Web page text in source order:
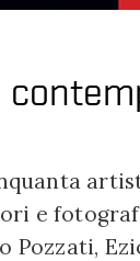
e fotografi
Pozzati,